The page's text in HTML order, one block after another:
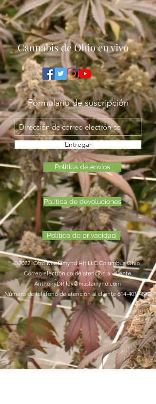
Cannabis de Ohio en vivo
Formulario de suscripción
Entregar
Politica de envios
Política de devoluciones
Política de privacidad
©2022 Otro Mastamynd Hit LLC Columbus Ohio
Correo electrónico de atención al cliente
AnthonyDRiley@mastamynd.com
Número de teléfono de atención al cliente 614-401-4872